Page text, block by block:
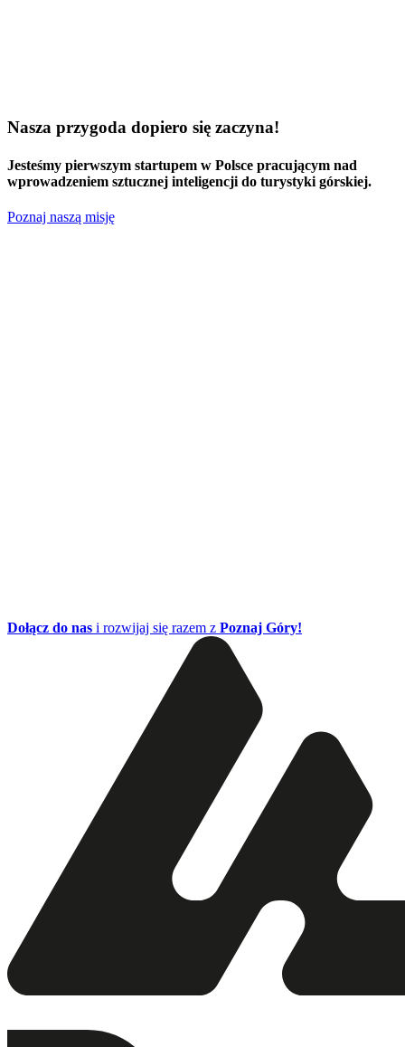
Nasza przygoda dopiero się zaczyna!
Jesteśmy pierwszym startupem w Polsce pracującym nad
wprowadzeniem sztucznej inteligencji do turystyki górskiej.
Poznaj naszą misję
Dołącz do nas i rozwijaj się razem z Poznaj Góry!